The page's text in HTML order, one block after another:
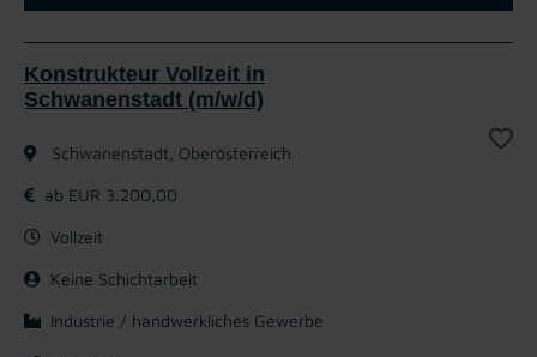
Konstrukteur Vollzeit in
Schwanenstadt (m/w/d)
Schwanenstadt, Oberösterreich
ab EUR 3.200,00
Vollzeit
Keine Schichtarbeit
Industrie / handwerkliches Gewerbe